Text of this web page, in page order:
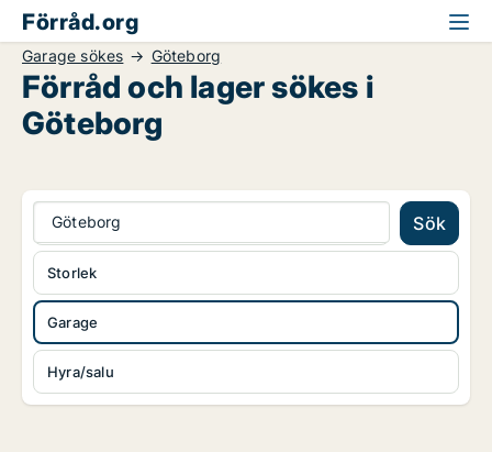
Förråd.org
Garage sökes Göteborg
Förråd och lager sökes i
Göteborg
Göteborg Sök
Garage
Hyra/salu
Storlek